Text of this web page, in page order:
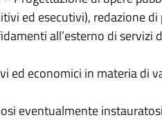
ed esecutivi), redazione di
all’esterno di servizi
ed economici in materia di
eventualmente